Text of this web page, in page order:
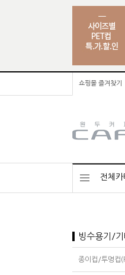
쇼핑몰 즐겨찾기
전체카
빙수용기/
종이컵/투명컵